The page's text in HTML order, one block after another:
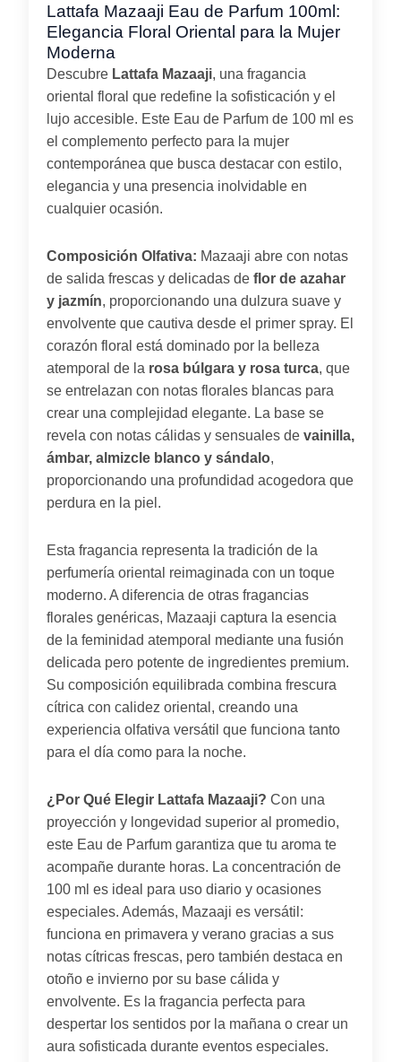
Lattafa Mazaaji Eau de Parfum 100ml:
Elegancia Floral Oriental para la Mujer
Moderna
Descubre Lattafa Mazaaji, una fragancia
oriental floral que redefine la sofisticación y el
lujo accesible. Este Eau de Parfum de 100 ml es
el complemento perfecto para la mujer
contemporánea que busca destacar con estilo,
elegancia y una presencia inolvidable en
cualquier ocasión.
Composición Olfativa: Mazaaji abre con notas
de salida frescas y delicadas de flor de azahar
y jazmín, proporcionando una dulzura suave y
envolvente que cautiva desde el primer spray. El
corazón floral está dominado por la belleza
atemporal de la rosa búlgara y rosa turca, que
se entrelazan con notas florales blancas para
crear una complejidad elegante. La base se
revela con notas cálidas y sensuales de vainilla,
ámbar, almizcle blanco y sándalo,
proporcionando una profundidad acogedora que
perdura en la piel.
Esta fragancia representa la tradición de la
perfumería oriental reimaginada con un toque
moderno. A diferencia de otras fragancias
florales genéricas, Mazaaji captura la esencia
de la feminidad atemporal mediante una fusión
delicada pero potente de ingredientes premium.
Su composición equilibrada combina frescura
cítrica con calidez oriental, creando una
experiencia olfativa versátil que funciona tanto
para el día como para la noche.
¿Por Qué Elegir Lattafa Mazaaji? Con una
proyección y longevidad superior al promedio,
este Eau de Parfum garantiza que tu aroma te
acompañe durante horas. La concentración de
100 ml es ideal para uso diario y ocasiones
especiales. Además, Mazaaji es versátil:
funciona en primavera y verano gracias a sus
notas cítricas frescas, pero también destaca en
otoño e invierno por su base cálida y
envolvente. Es la fragancia perfecta para
despertar los sentidos por la mañana o crear un
aura sofisticada durante eventos especiales.